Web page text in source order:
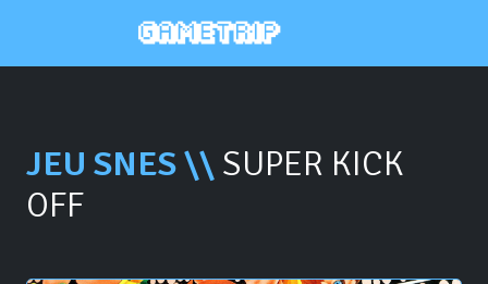
JEU SNES \\ SUPER KICK
OFF